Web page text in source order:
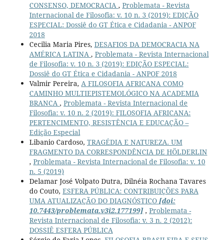
CONSENSO, DEMOCRACIA , Problemata - Revista
Internacional de Filosofia: v. 10 n. 3 (2019): EDIÇÃO
ESPECIAL: Dossiê do GT Ética e Cidadania - ANPOF
2018
Cecilia Maria Pires, DESAFIOS DA DEMOCRACIA NA
AMÉRICA LATINA , Problemata - Revista Internacional
de Filosofia: v. 10 n. 3 (2019): EDIÇÃO ESPECIAL:
Dossiê do GT Ética e Cidadania - ANPOF 2018
Valmir Pereira, A FILOSOFIA AFRICANA COMO
CAMINHO MULTIEPISTEMOLÓGICO NA ACADEMIA
BRANCA , Problemata - Revista Internacional de
Filosofia: v. 10 n. 2 (2019): FILOSOFIA AFRICANA:
PERTENCIMENTO, RESISTÊNCIA E EDUCAÇÃO –
Edição Especial
Libanio Cardoso, TRAGÉDIA E NATUREZA. UM
FRAGMENTO DA CORRESPONDÊNCIA DE HÖLDERLIN
, Problemata - Revista Internacional de Filosofia: v. 10
n. 5 (2019)
Delamar José Volpato Dutra, Dilnéia Rochana Tavares
do Couto, ESFERA PÚBLICA: CONTRIBUIÇÕES PARA
UMA ATUALIZAÇÃO DO DIAGNÓSTICO [doi:
10.7443/problemata.v3i2.177199], Problemata -
Revista Internacional de Filosofia: v. 3 n. 2 (2012):
DOSSIÊ ESFERA PÚBLICA